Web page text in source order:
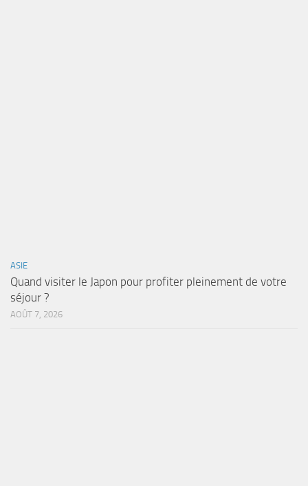
ASIE
Quand visiter le Japon pour profiter pleinement de votre
séjour ?
AOÛT 7, 2026